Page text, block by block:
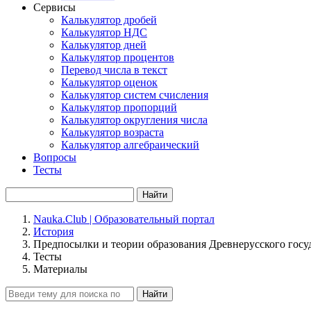
Сервисы
Калькулятор дробей
Калькулятор НДС
Калькулятор дней
Калькулятор процентов
Перевод числа в текст
Калькулятор оценок
Калькулятор систем счисления
Калькулятор пропорций
Калькулятор округления числа
Калькулятор возраста
Калькулятор алгебраический
Вопросы
Тесты
Найти
Nauka.Club | Образовательный портал
История
Предпосылки и теории образования Древнерусского
Тесты
Материалы
Найти